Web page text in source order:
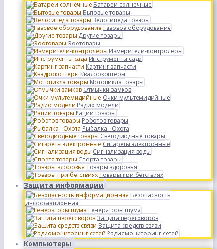
Батареи солнечные
Бытовые товары
Велосипеда товары
Газовое оборудование
Другие товары
Зоотовары
Измерители-контролеры
Инструменты сада
Картинг запчасти
Квадрокоптеры
Мотоцикла товары
Отмычки замков
Очки мультемидийные
Радио модели
Рации товары
Роботов товары
Рыбалка - Охота
Светодиодные товары
Сигареты электронные
Сигнализация воды
Спорта товары
Товары здоровья
Товары при бетствиях
Защита информации
Безопасность
информационная
Генераторы шума
Защита переговоров
Защита средств связи
Радиомониторинг сетей
Компьютеры